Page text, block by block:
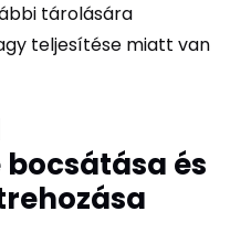
tárolására
teljesítése miatt van
és